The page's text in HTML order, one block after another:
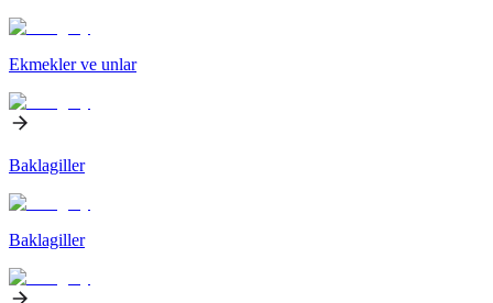
Ekmekler ve unlar
Baklagiller
Baklagiller